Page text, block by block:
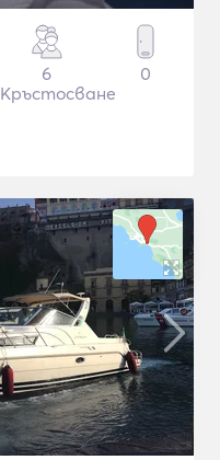
6
Кръстосване
0